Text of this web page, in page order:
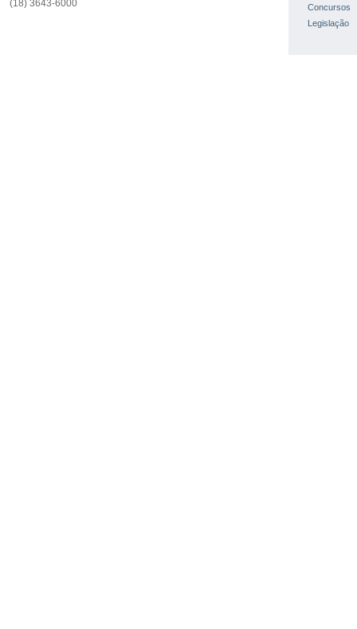
(18) 3643-6000
Concursos
Legislação